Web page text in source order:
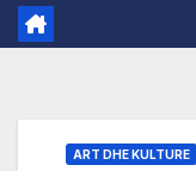
ART DHE KULTURE